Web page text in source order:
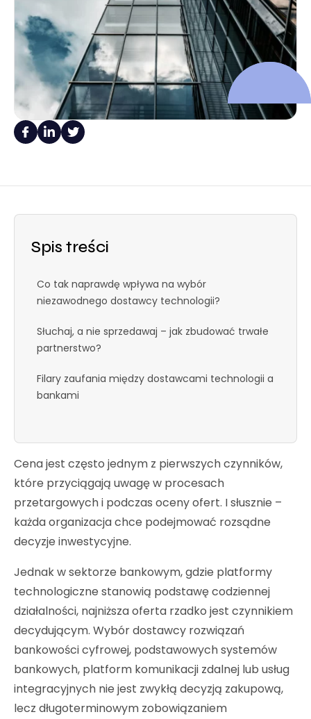
Cena jest często jednym z pierwszych czynników,
które przyciągają uwagę w procesach
przetargowych i podczas oceny ofert. I słusznie –
każda organizacja chce podejmować rozsądne
decyzje inwestycyjne.
Jednak w sektorze bankowym, gdzie platformy
technologiczne stanowią podstawę codziennej
działalności, najniższa oferta rzadko jest czynnikiem
decydującym. Wybór dostawcy rozwiązań
bankowości cyfrowej, podstawowych systemów
bankowych, platform komunikacji zdalnej lub usług
integracyjnych nie jest zwykłą decyzją zakupową,
lecz długoterminowym zobowiązaniem
Spis treści
Co tak naprawdę wpływa na wybór
niezawodnego dostawcy technologii?
Słuchaj, a nie sprzedawaj – jak zbudować trwałe
partnerstwo?
Filary zaufania między dostawcami technologii a
bankami